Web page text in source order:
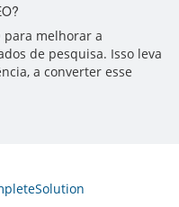
para melhorar a
de pesquisa. Isso leva
a converter esse